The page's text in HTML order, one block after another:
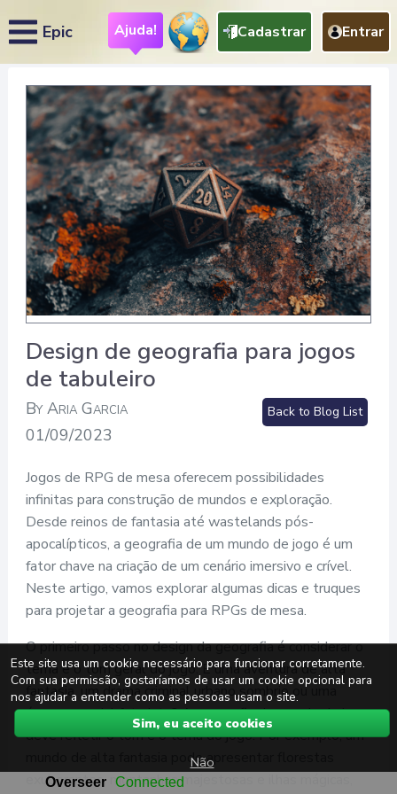
Epic Ajuda! Cadastrar Entrar
Design de geografia para jogos
de tabuleiro
By Aria Garcia
01/09/2023
Back to Blog List
Jogos de RPG de mesa oferecem possibilidades
infinitas para construção de mundos e exploração.
Desde reinos de fantasia até wastelands pós-
apocalípticos, a geografia de um mundo de jogo é um
fator chave na criação de um cenário imersivo e crível.
Neste artigo, vamos explorar algumas dicas e truques
para projetar a geografia para RPGs de mesa.
O primeiro passo no design da geografia é considerar o
tema e o tom geral do jogo. É uma aventura de alta
fantasia, um drama criminal urbano sombrio ou uma
ópera espacial futurista? A geografia do mundo do jogo
deve refletir o tom e o tema do jogo. Por exemplo, um
mundo de alta fantasia pode apresentar florestas
exuberantes, montanhas majestosas e ilhas mágicas,
Este site usa um cookie necessário para funcionar corretamente.
Com sua permissão, gostaríamos de usar um cookie opcional para
nos ajudar a entender como as pessoas usam o site.
Sim, eu aceito cookies
Não